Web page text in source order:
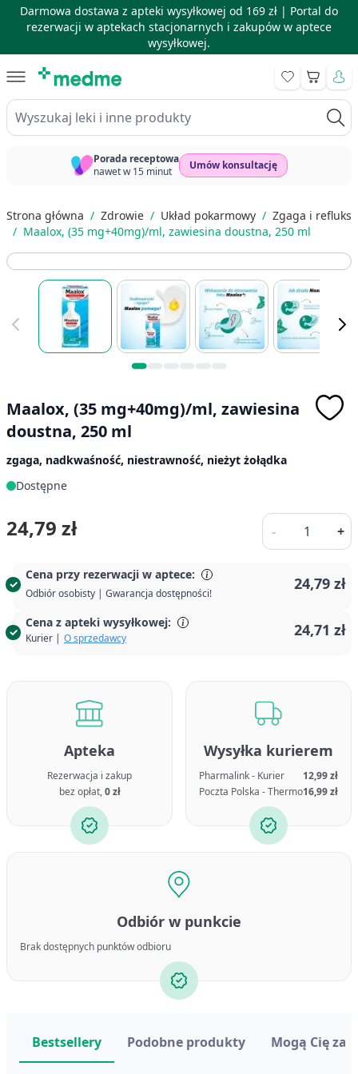
Darmowa dostawa z apteki wysyłkowej od 169 zł | Portal do
rezerwacji w aptekach stacjonarnych i zakupów w aptece
wysyłkowej.
Wyszukaj leki i inne produkty
Koszyk
Porada receptowa
nawet w 15 minut
Umów konsultację
Strona główna / Zdrowie / Układ pokarmowy / Zgaga i refluks
/ Maalox, (35 mg+40mg)/ml, zawiesina doustna, 250 ml
Maalox, (35 mg+40mg)/ml, zawiesina
doustna, 250 ml
zgaga, nadkwaśność, niestrawność, nieżyt żołądka
Dostępne
Cena przy rezerwacji w aptece:
Odbiór osobisty | Gwarancja dostępności!
24,79 zł
Cena z apteki wysyłkowej:
Kurier | O sprzedawcy 24,71 zł
24,79 zł -
Ilość
+
Apteka
Rezerwacja i zakup
bez opłat,0 zł
Wysyłka kurierem
Pharmalink - Kurier
12,99 zł
Poczta Polska - Thermo16,99 zł
Odbiór w punkcie
Brak dostępnych punktów odbioru
Bestsellery Podobne produkty Mogą Cię